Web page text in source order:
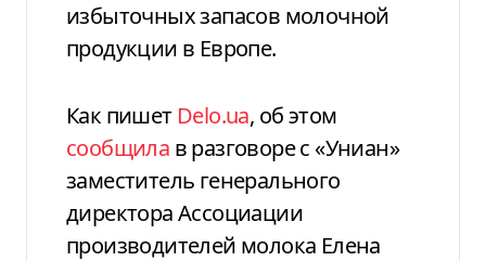
избыточных запасов молочной
продукции в Европе.
Как пишет Delo.ua, об этом
сообщила в разговоре с «Униан»
заместитель генерального
директора Ассоциации
производителей молока Елена